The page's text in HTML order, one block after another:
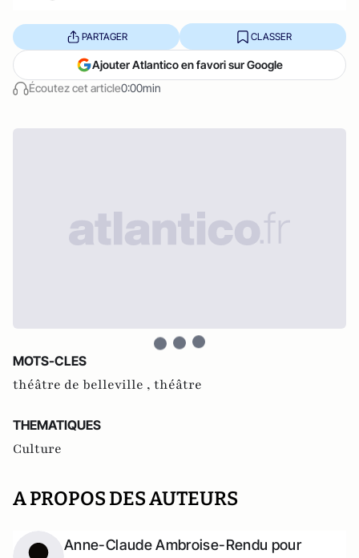
Écoutez cet article0:00min
PARTAGER CLASSER
Ajouter Atlantico en favori sur Google
MOTS-CLES
théâtre de belleville , théâtre
THEMATIQUES
Culture
A PROPOS DES AUTEURS
Anne-Claude Ambroise-Rendu pour